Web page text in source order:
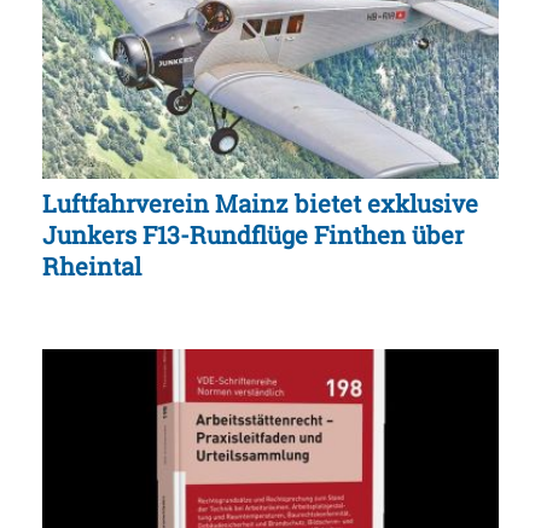
Luftfahrverein Mainz bietet exklusive
Junkers F13-Rundflüge Finthen über
Rheintal